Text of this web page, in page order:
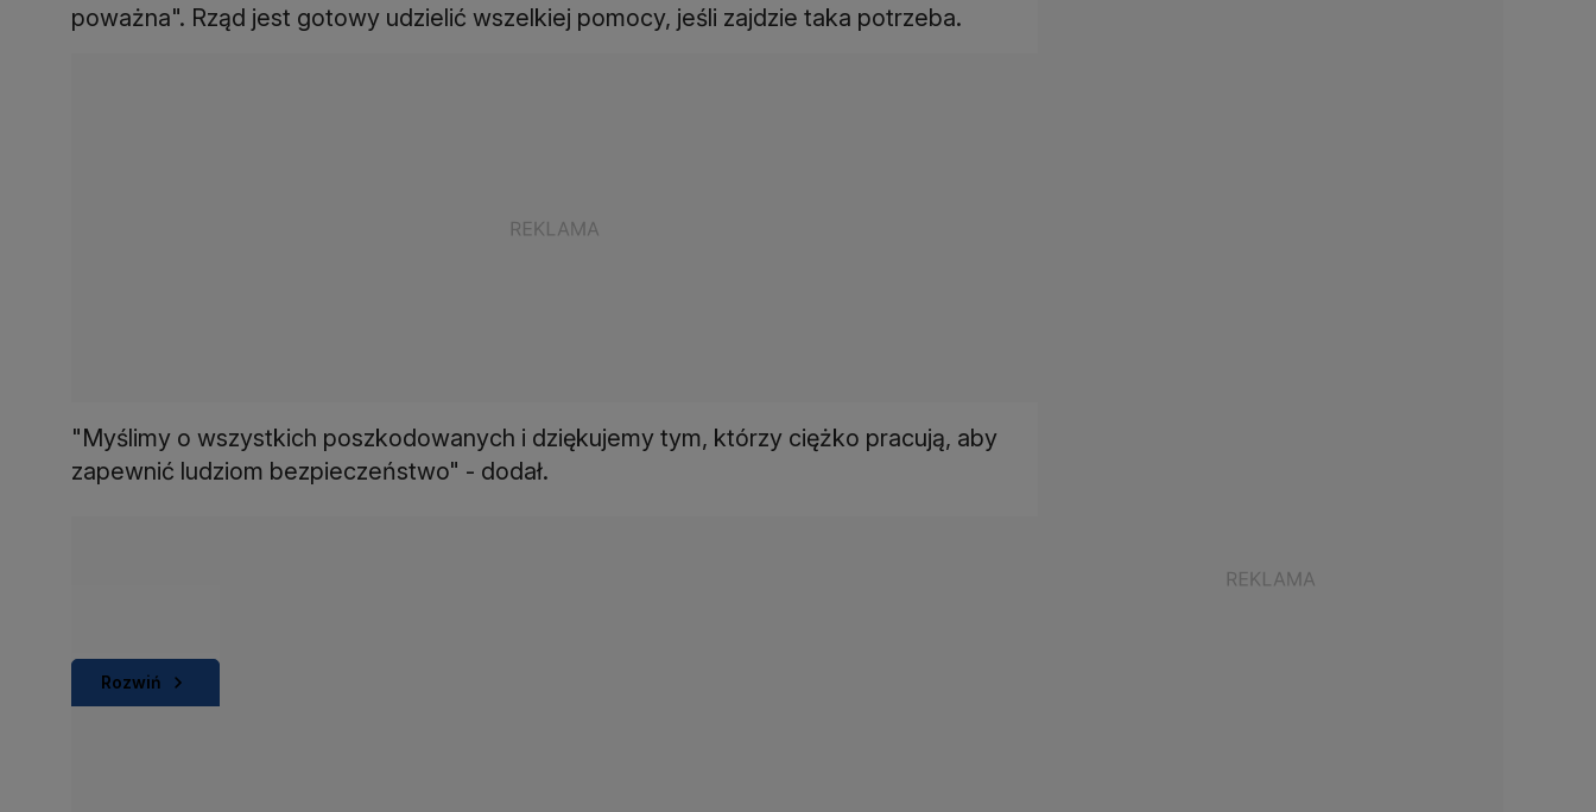
poważna". Rząd jest gotowy udzielić wszelkiej pomocy, jeśli zajdzie taka potrzeba.
"Myślimy o wszystkich poszkodowanych i dziękujemy tym, którzy ciężko pracują, aby
zapewnić ludziom bezpieczeństwo" - dodał.
Rozwiń